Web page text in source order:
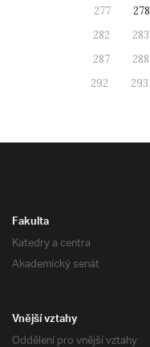
277
278
282
283
287
288
292
293
Fakulta
Katedry a centra
Akademický senát
Vnější vztahy
Oddělení pro vnější vztahy